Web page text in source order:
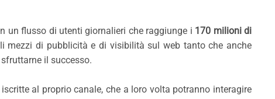
un flusso di utenti giornalieri che raggiunge i 170 milioni di
mezzi di pubblicità e di visibilità sul web tanto che anche
il successo.
al proprio canale, che a loro volta potranno interagire